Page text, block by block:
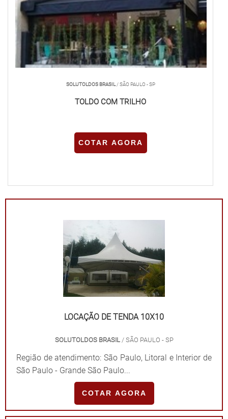
SOLUTOLDOS BRASIL/ SÃO PAULO - SP
TOLDO COM TRILHO
COTAR AGORA
LOCAÇÃO DE TENDA 10X10
SOLUTOLDOS BRASIL / SÃO PAULO - SP
Região de atendimento: São Paulo, Litoral e Interior de
São Paulo - Grande São Paulo...
COTAR AGORA